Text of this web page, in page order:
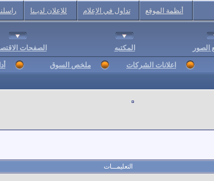
أنظمة الموقع تداول في الإعلام للإعلان لديـنا
الصور المكتبه الصفحات
اعلانات الشركات ملخص السوق
التعليمـــات